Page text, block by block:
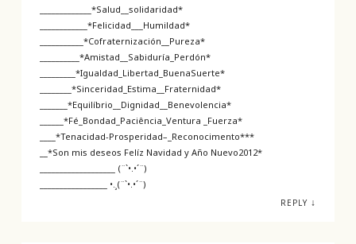
_____________*Salud__solidaridad*
____________*Felicidad___Humildad*
___________*Cofraternización__Pureza*
__________*Amistad__Sabiduría_Perdón*
_________*Igualdad_Libertad_BuenaSuerte*
________*Sinceridad_Estima__Fraternidad*
_______*Equilíbrio__Dignidad__Benevolencia*
______*Fé_Bondad_Paciência_Ventura _Fuerza*
____*Tenacidad-Prosperidad–_Reconocimento***
__*Son mis deseos Felíz Navidad y Año Nuevo2012*
___________________ (¨`•.•´¨)
_________________ •.¸(¨`•.•´¨)
REPLY ↓